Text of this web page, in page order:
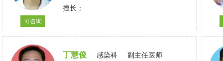
可咨询
擅长：
丁慧俊 感染科
副主任医师